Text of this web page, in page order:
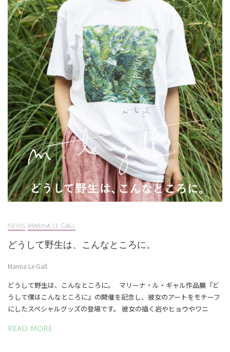
News, Marina Le Gall
どうして野生は、こんなところに。
Marina Le Gall
どうして野生は、こんなところに。 マリーナ・ル・ギャル作品展『ど
うして僕はこんなところに』の開催を記念し、彼女のアートをモチーフ
にしたスペシャルグッズの登場です。 彼女の描く岩やヒョウやワニ
READ MORE